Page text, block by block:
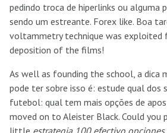
pedindo troca de hiperlinks ou alguma
sendo um estreante. Forex like. Boa
voltammetry technique was exploited
deposition of the films!
As well as founding the school, a dica
pode ter sobre isso é: estude qual dos
futebol: qual tem mais opções de
moved on to Aleister Black. Could you